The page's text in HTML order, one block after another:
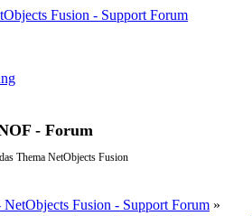
- Forum
Thema NetObjects Fusion
Fusion - Support Forum »